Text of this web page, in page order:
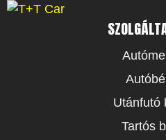
Utánfutó
Tartós